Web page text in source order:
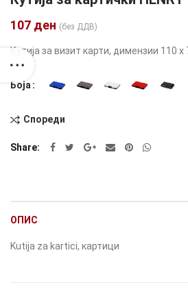
107 ден (без ДДВ)
Кутија за визит карти, димензии 110
Боја
Alternative:
Спореди
Share
ОПИС
Kutija za kartici, картици